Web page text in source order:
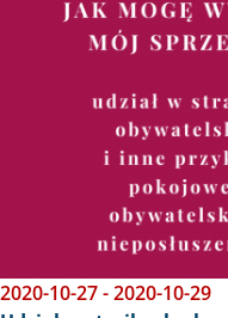
2020-10-27-2020-10-29